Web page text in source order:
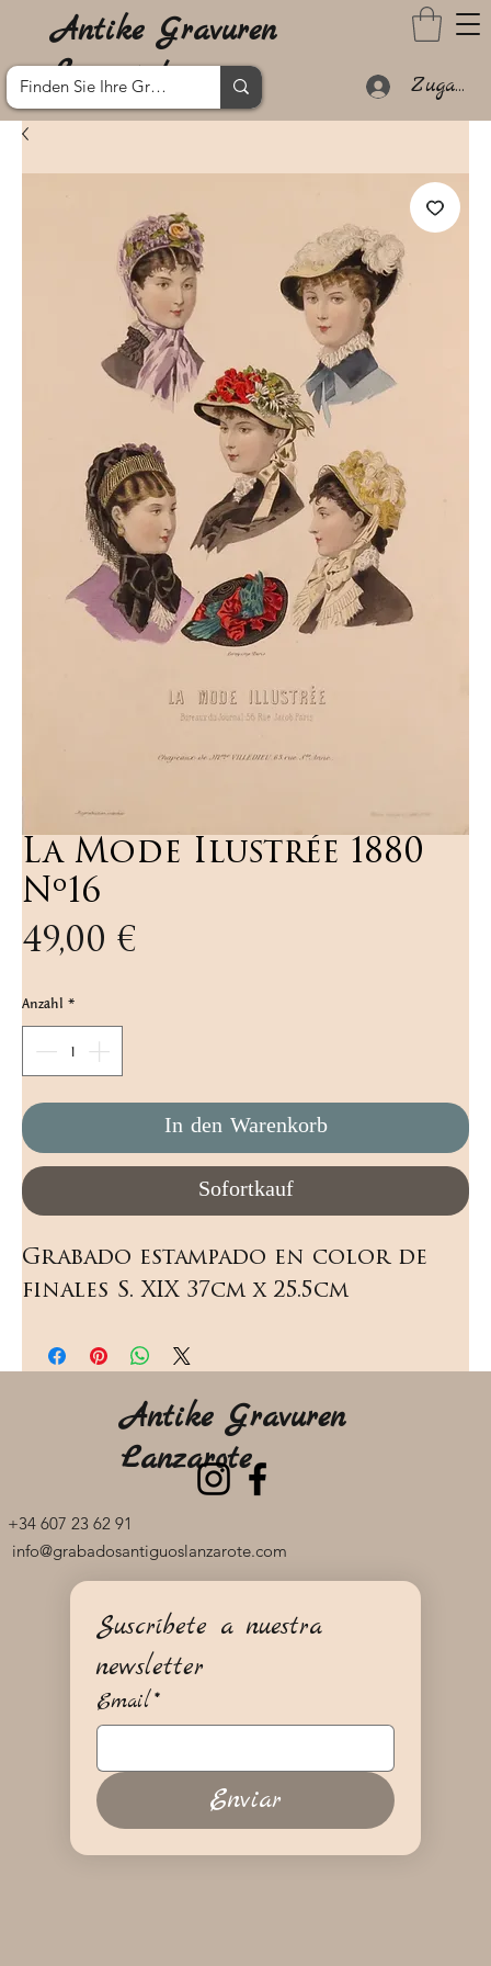
Antike Gravuren
Lanzarote
Zugang
La Mode Ilustrée 1880
Nº16
49,00 €
Anzahl *
In den Warenkorb
Sofortkauf
Grabado estampado en color de
finales S. XIX 37cm x 25.5cm
+34 607 23 62 91
info@grabadosantiguoslanzarote.com
Antike Gravuren
Lanzarote
Suscríbete a nuestra
newsletter
Email*
Enviar